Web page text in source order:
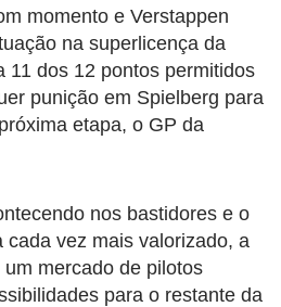
momento e Verstappen
na superlicença da
11 dos 12 pontos permitidos
punição em Spielberg para
etapa, o GP da
nos bastidores e o
cada vez mais valorizado, a
mercado de pilotos
para o restante da